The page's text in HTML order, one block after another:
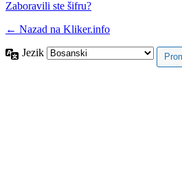
Zaboravili ste šifru?
← Nazad na Kliker.info
Jezik